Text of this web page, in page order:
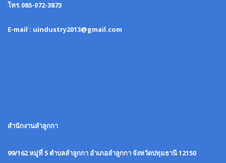
โทร.085-072-3873
E-mail : uindustry2013@gmail.com
สำนักงานลำลูกกา
99/162 หมู่ที่ 5 ตำบลลำลูกกา อำเภอลำลูกกา จังหวัดปทุมธานี 12150